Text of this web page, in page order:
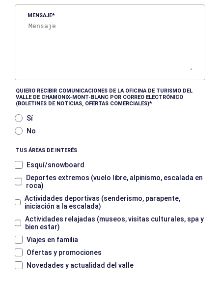
MENSAJE
QUIERO RECIBIR COMUNICACIONES DE LA OFICINA DE TURISMO DEL
VALLE DE CHAMONIX-MONT-BLANC POR CORREO ELECTRÓNICO
(BOLETINES DE NOTICIAS, OFERTAS COMERCIALES)
Sí
No
TUS ÁREAS DE INTERÉS
Esquí/snowboard
Deportes extremos (vuelo libre, alpinismo, escalada en
roca)
Actividades deportivas (senderismo, parapente,
iniciación a la escalada)
Actividades relajadas (museos, visitas culturales, spa y
bien estar)
Viajes en familia
Ofertas y promociones
Novedades y actualidad del valle